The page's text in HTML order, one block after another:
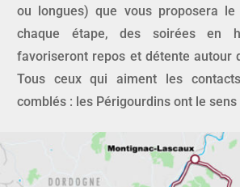
ou longues) que vous proposera
chaque étape, des soirées en
favoriseront repos et détente autour
Tous ceux qui aiment les
comblés : les Périgourdins ont le sens